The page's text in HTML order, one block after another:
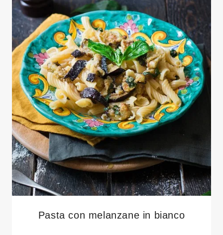
Pasta con melanzane in bianco